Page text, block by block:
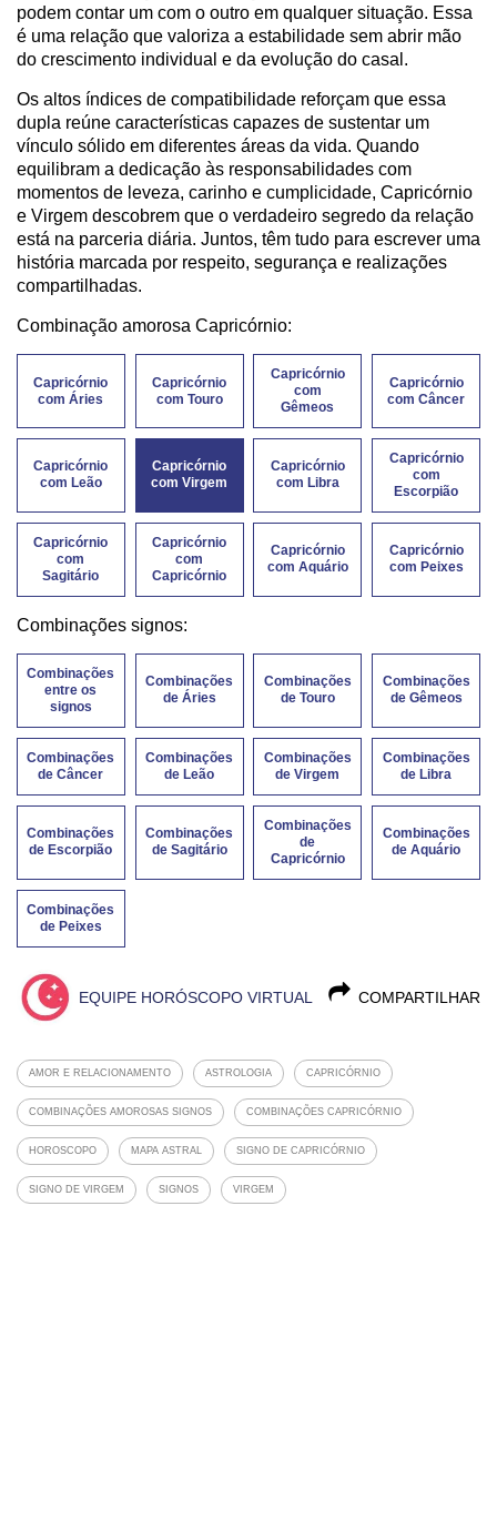
podem contar um com o outro em qualquer situação. Essa
é uma relação que valoriza a estabilidade sem abrir mão
do crescimento individual e da evolução do casal.
Os altos índices de compatibilidade reforçam que essa
dupla reúne características capazes de sustentar um
vínculo sólido em diferentes áreas da vida. Quando
equilibram a dedicação às responsabilidades com
momentos de leveza, carinho e cumplicidade, Capricórnio
e Virgem descobrem que o verdadeiro segredo da relação
está na parceria diária. Juntos, têm tudo para escrever uma
história marcada por respeito, segurança e realizações
compartilhadas.
Combinação amorosa Capricórnio:
Capricórnio
com Áries
Capricórnio
com Touro
Capricórnio
com
Gêmeos
Capricórnio
com Câncer
Capricórnio
com Leão
Capricórnio
com Virgem
Capricórnio
com Libra
Capricórnio
com
Escorpião
Capricórnio
com
Sagitário
Capricórnio
com
Capricórnio
Capricórnio
com Aquário
Capricórnio
com Peixes
Combinações signos:
Combinações
entre os
signos
Combinações
de Áries
Combinações
de Touro
Combinações
de Gêmeos
Combinações
de Câncer
Combinações
de Leão
Combinações
de Virgem
Combinações
de Libra
Combinações
de Escorpião
Combinações
de Sagitário
Combinações
de
Capricórnio
Combinações
de Aquário
Combinações
de Peixes
COMPARTILHAR
EQUIPE HORÓSCOPO VIRTUAL
AMOR E RELACIONAMENTO ASTROLOGIA CAPRICÓRNIO
COMBINAÇÕES AMOROSAS SIGNOS COMBINAÇÕES CAPRICÓRNIO
HOROSCOPO MAPA ASTRAL SIGNO DE CAPRICÓRNIO
SIGNO DE VIRGEM SIGNOS VIRGEM